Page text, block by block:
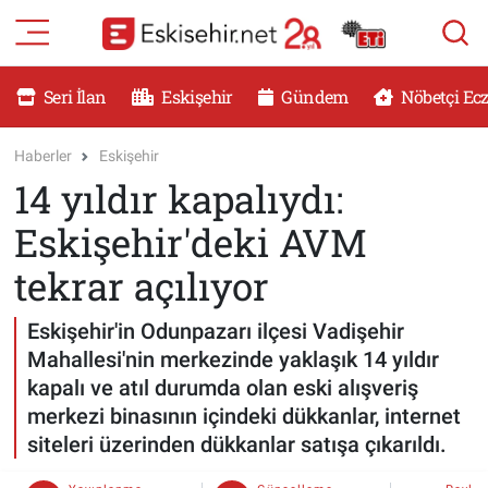
Seri İlan Eskişehir Gündem Nöbetçi
Haberler Eskişehir
14 yıldır kapalıydı:
Eskişehir'deki AVM
tekrar açılıyor
Eskişehir'in Odunpazarı ilçesi Vadişehir
Mahallesi'nin merkezinde yaklaşık 14 yıldır
kapalı ve atıl durumda olan eski alışveriş
merkezi binasının içindeki dükkanlar, internet
siteleri üzerinden dükkanlar satışa çıkarıldı.
RESMİ İLANLAR
DÜNYA
SAĞLIK
MAGAZİN
KADIN
TEKNOLOJİ
Eskişehir Nöbetçi Eczaneler
Eskişehir Namaz Vakitleri
Eskişehir Trafik Yoğunluk Haritası
Süper Lig Puan Durumu ve Fikstür
Tüm Manşetler
Son Dakika Haberleri